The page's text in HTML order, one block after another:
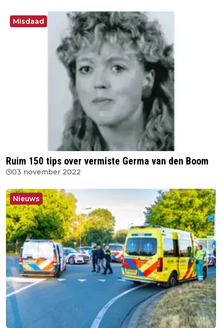
Misdaad
Ruim 150 tips over vermiste Germa van den Boom
03 november 2022
Nieuws